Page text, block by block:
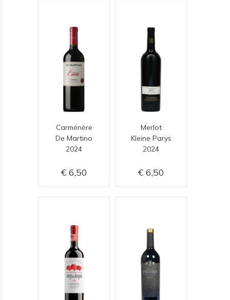
Carménère
De Martino
2024
6,50
Merlot
Kleine Parys
2024
6,50